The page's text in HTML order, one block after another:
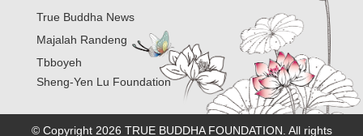
True Buddha News
Majalah Randeng
Tbboyeh
Sheng-Yen Lu Foundation
© Copyright 2026 TRUE BUDDHA FOUNDATION. All rights